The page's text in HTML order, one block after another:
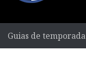
Guias de temporada